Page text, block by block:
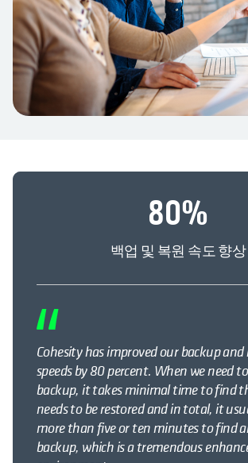
80%
백업 및 복원 속도 향상
Cohesity has improved our backup and
speeds by 80 percent. When we need
backup, it takes minimal time to find
needs to be restored and in total, it
more than five or ten minutes to find
backup, which is a tremendous